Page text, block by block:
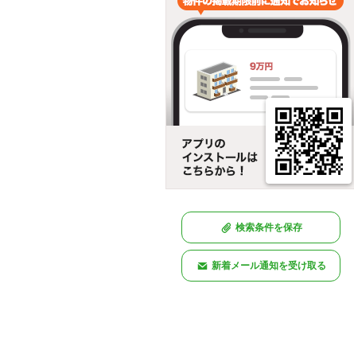
検索条件を保存
新着メール通知を受け取る